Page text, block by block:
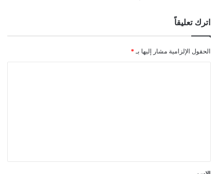
اترك تعليقاً
الحقول الإلزامية مشار إليها بـ *
*